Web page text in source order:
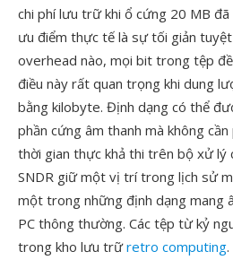
chi phí lưu trữ khi ổ cứng 20 MB
ưu điểm thực tế là sự tối giản
overhead nào, mọi bit trong tệp
điều này rất quan trọng khi dung
bằng kilobyte. Định dạng có thể
phần cứng âm thanh mà không
thời gian thực khả thi trên bộ xử lý
SNDR giữ một vị trí trong lịch sử
một trong những định dạng mang
PC thông thường. Các tệp từ kỷ
trong kho lưu trữretro computing